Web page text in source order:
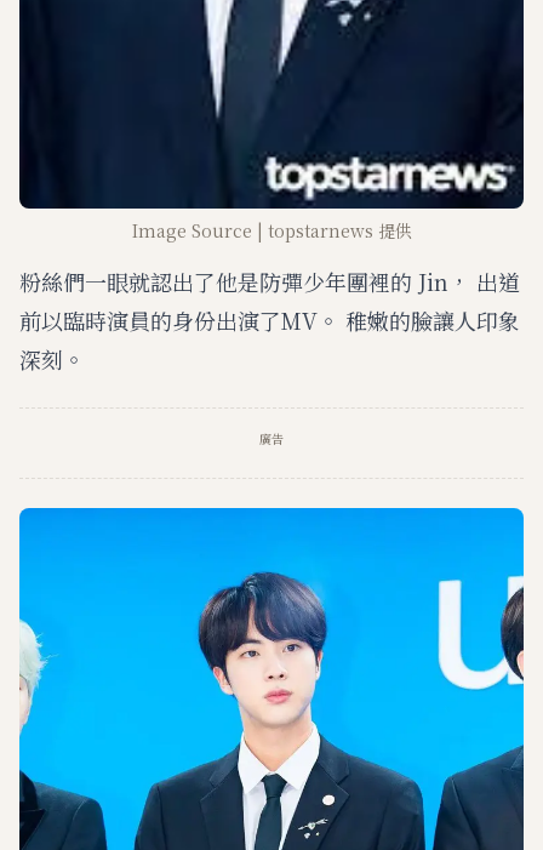
Image Source | topstarnews 提供
粉絲們一眼就認出了他是防彈少年團裡的 Jin， 出道
前以臨時演員的身份出演了MV。 稚嫩的臉讓人印象
深刻。
廣告